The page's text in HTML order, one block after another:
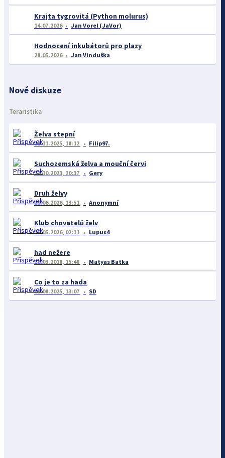
Krajta tygrovitá (Python molurus)
14.07.2026 Jan Vorel (JaVor)
Hodnocení inkubátorů pro plazy
28.05.2026 Jan Vinduška
Nové diskuze
Teraristika
Želva stepní
22.11.2025, 18:12 Filip97.
Suchozemská želva a mouční červi
11.10.2023, 20:37 Gery
Druh želvy
29.06.2026, 13:51 Anonymní
Klub chovatelů želv
15.05.2026, 02:11 Lupus4
had nežere
26.03.2018, 15:48 Matyas Batka
Co je to za hada
01.08.2025, 13:07 SD